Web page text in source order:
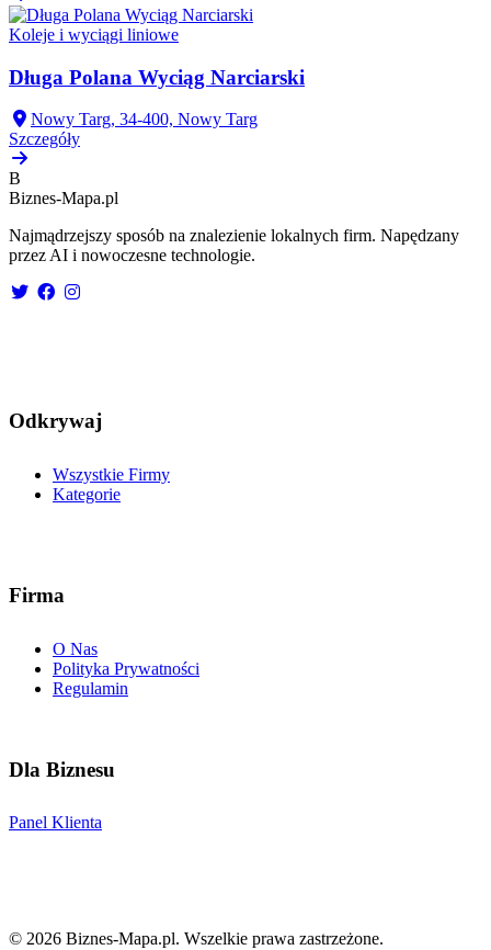
Koleje i wyciągi liniowe
Długa Polana Wyciąg Narciarski
Nowy Targ, 34-400, Nowy Targ
Szczegóły
B
Biznes-Mapa.pl
Najmądrzejszy sposób na znalezienie lokalnych firm. Napędzany
przez AI i nowoczesne technologie.
Odkrywaj
Wszystkie Firmy
Kategorie
Firma
O Nas
Polityka Prywatności
Regulamin
Dla Biznesu
Panel Klienta
© 2026 Biznes-Mapa.pl. Wszelkie prawa zastrzeżone.